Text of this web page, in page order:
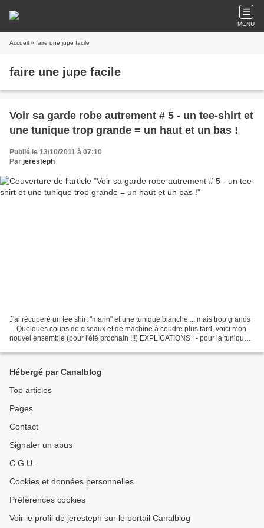
MENU
Accueil » faire une jupe facile
faire une jupe facile
Voir sa garde robe autrement # 5 - un tee-shirt et
une tunique trop grande = un haut et un bas !
Publié le 13/10/2011 à 07:10
Par jeresteph
J'ai récupéré un tee shirt "marin" et une tunique blanche ... mais trop grands
... Quelques coups de ciseaux et de machine à coudre plus tard, voici mon
nouvel ensemble (pour l'été prochain !!!) EXPLICATIONS : - pour la tunique
Hébergé par Canalblog
Top articles
Pages
Contact
Signaler un abus
C.G.U.
Cookies et données personnelles
Préférences cookies
Voir le profil de jeresteph sur le portail Canalblog